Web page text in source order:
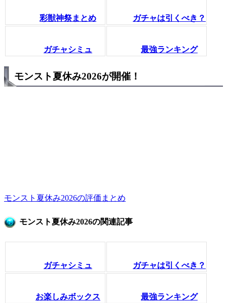
彩獣神祭まとめ ガチャは引くべき？
ガチャシミュ 最強ランキング
モンスト夏休み2026が開催！
モンスト夏休み2026の評価まとめ
モンスト夏休み2026の関連記事
ガチャシミュ ガチャは引くべき？
お楽しみボックス 最強ランキング